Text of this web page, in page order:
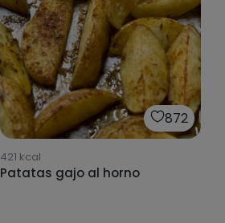
872
421 kcal
Patatas gajo al horno